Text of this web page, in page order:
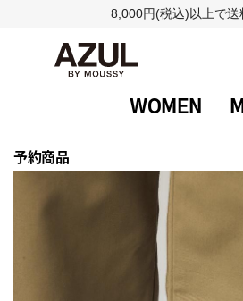
8,000円(税込)以上で送
WOMEN
予約商品